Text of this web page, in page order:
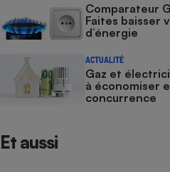
Comparateur
Faites baisser
d’énergie
ACTUALITÉ
Gaz et
à économiser
concurrence
Et aussi